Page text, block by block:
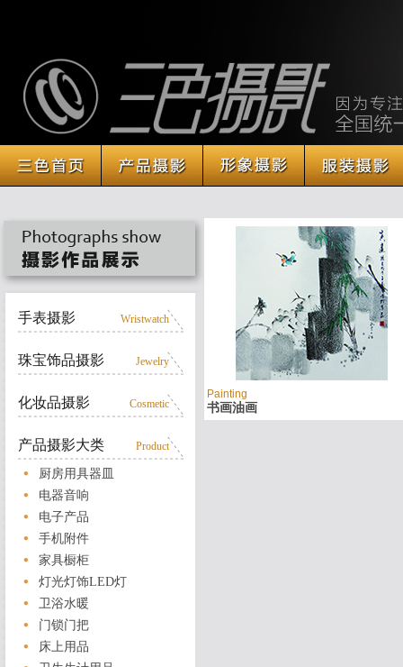
手表摄影 Wristwatch
珠宝饰品摄影 Jewelry
化妆品摄影 Cosmetic
产品摄影大类 Product
厨房用具器皿
电器音响
电子产品
手机附件
家具橱柜
灯光灯饰LED灯
卫浴水暖
门锁门把
床上用品
Painting
书画油画